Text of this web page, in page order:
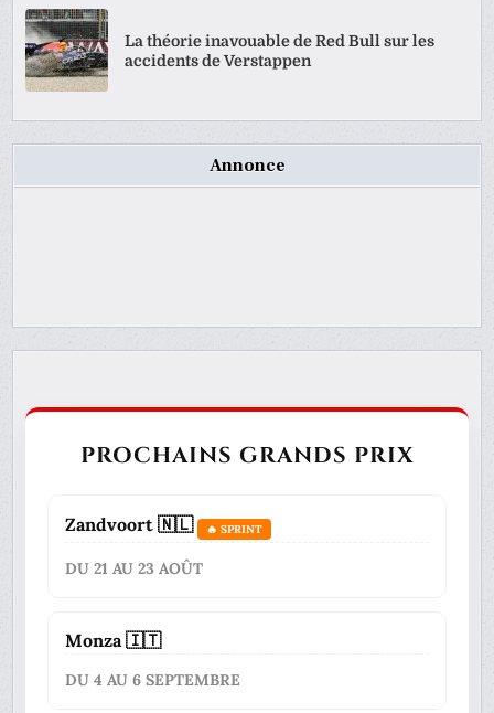
La théorie inavouable de Red Bull sur les
accidents de Verstappen
Annonce
PROCHAINS GRANDS PRIX
Zandvoort 🇳🇱 🔥 SPRINT
DU 21 AU 23 AOÛT
Monza 🇮🇹
DU 4 AU 6 SEPTEMBRE